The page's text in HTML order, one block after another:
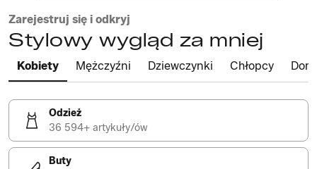
Zarejestruj się i odkryj
Stylowy wygląd za mniej
Kobiety Mężczyźni Dziewczynki Chłopcy Dom
Odzież
36 594+ artykuły/ów
Buty